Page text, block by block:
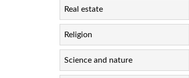
Real estate
Religion
Science and nature